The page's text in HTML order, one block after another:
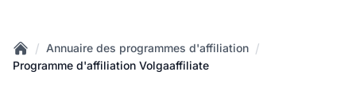
Home
/ Annuaire des programmes d'affiliation /
Programme d'affiliation Volgaaffiliate